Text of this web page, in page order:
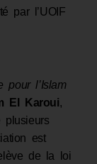
par l’UOIF
pour l’Islam
El Karoui,
plusieurs
est
de la loi